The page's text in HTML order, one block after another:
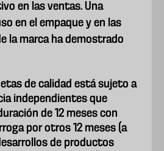
en las ventas. Una
en el empaque y en las
la marca ha demostrado
de calidad está sujeto a
independientes que
de 12 meses con
por otros 12 meses (a
de productos